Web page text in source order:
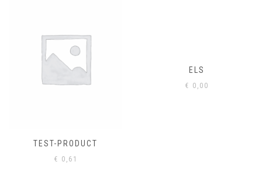
TEST-PRODUCT
€ 0,61
ELS
€ 0,00